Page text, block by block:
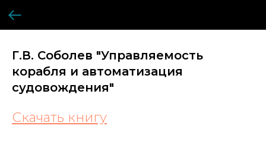
Г.В. Соболев "Управляемость
корабля и автоматизация
судовождения"
Скачать книгу